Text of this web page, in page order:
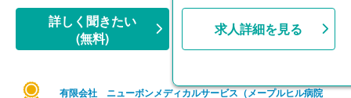
++++++++++++++++++++
【管理栄養士・栄養士/常勤】※正社員
【月給】200,000円-280,000円
【賞与】年2回
【昇給】あり（年1回）
【退職金】なし
詳しく聞きたい
(無料)
求人詳細を見る
有限会社 ニューボンメディカルサービス（メープルヒル病院